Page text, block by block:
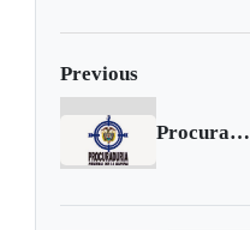
Previous
Procuraduría absolvió en audiencia pública a exalcalde de Toca, Boyacá